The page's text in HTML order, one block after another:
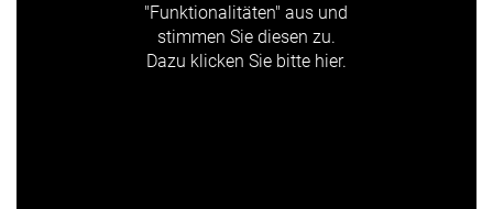
"Funktionalitäten" aus und
stimmen Sie diesen zu.
Dazu klicken Sie bitte hier.